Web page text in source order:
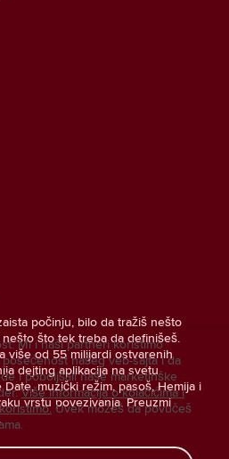
počinju, bilo da tražiš nešto
što tek treba da definišeš.
više od 55 milijardi ostvarenih
dejting aplikacija na svetu.
muzički režim, pasoš, Hemija i
vrstu povezivanja. Preuzmi
Mi i naši partneri koristimo
našeg veb-sajta i da
i poboljšali naše marketinške
Više informacija o kolačićima i
Uvek možeš da povučeš